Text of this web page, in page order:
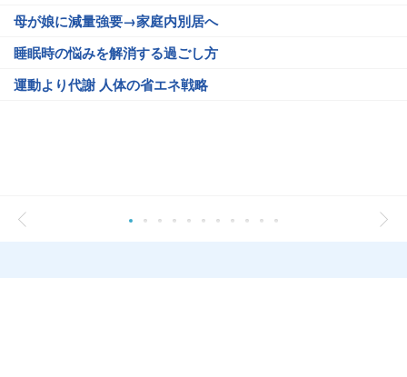
母が娘に減量強要→家庭内別居へ
睡眠時の悩みを解消する過ごし方
運動より代謝 人体の省エネ戦略